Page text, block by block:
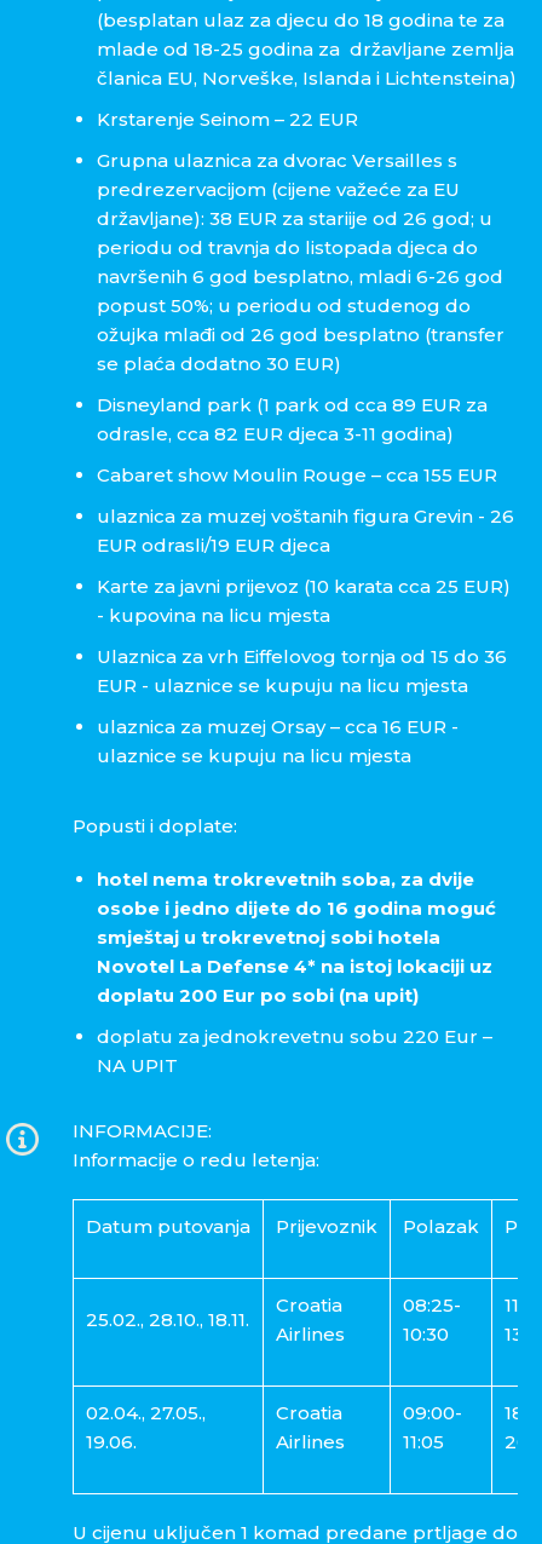
(besplatan ulaz za djecu do 18 godina te za
mlade od 18-25 godina za državljane zemlja
članica EU, Norveške, Islanda i Lichtensteina)
Krstarenje Seinom – 22 EUR
Grupna ulaznica za dvorac Versailles s
predrezervacijom (cijene važeće za EU
državljane): 38 EUR za stariije od 26 god; u
periodu od travnja do listopada djeca do
navršenih 6 god besplatno, mladi 6-26 god
popust 50%; u periodu od studenog do
ožujka mlađi od 26 god besplatno (transfer
se plaća dodatno 30 EUR)
Disneyland park (1 park od cca 89 EUR za
odrasle, cca 82 EUR djeca 3-11 godina)
Cabaret show Moulin Rouge – cca 155 EUR
ulaznica za muzej voštanih figura Grevin - 26
EUR odrasli/19 EUR djeca
Karte za javni prijevoz (10 karata cca 25 EUR)
- kupovina na licu mjesta
Ulaznica za vrh Eiffelovog tornja od 15 do 36
EUR - ulaznice se kupuju na licu mjesta
ulaznica za muzej Orsay – cca 16 EUR -
ulaznice se kupuju na licu mjesta
Popusti i doplate:
hotel nema trokrevetnih soba, za dvije
osobe i jedno dijete do 16 godina moguć
smještaj u trokrevetnoj sobi hotela
Novotel La Defense 4* na istoj lokaciji uz
doplatu 200 Eur po sobi (na upit)
doplatu za jednokrevetnu sobu 220 Eur –
NA UPIT
INFORMACIJE:
Informacije o redu letenja:
Datum putovanja Prijevoznik Polazak
25.02., 28.10., 18.11.
Croatia
Airlines
08:25-
10:30
02.04., 27.05.,
19.06.
Croatia
Airlines
09:00-
11:05
U cijenu uključen 1 komad predane prtljage do